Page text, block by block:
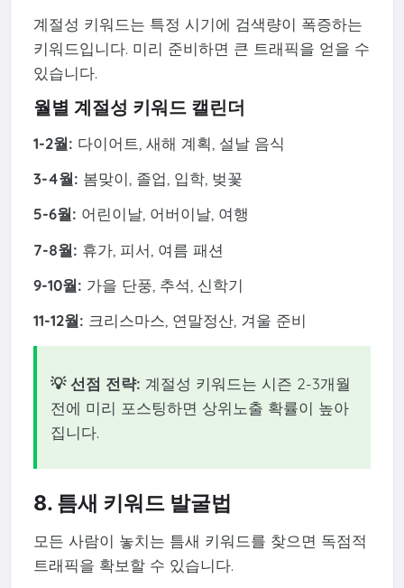
계절성 키워드는 특정 시기에 검색량이 폭증하는
키워드입니다. 미리 준비하면 큰 트래픽을 얻을 수
있습니다.
월별 계절성 키워드 캘린더
1-2월: 다이어트, 새해 계획, 설날 음식
3-4월: 봄맞이, 졸업, 입학, 벚꽃
5-6월: 어린이날, 어버이날, 여행
7-8월: 휴가, 피서, 여름 패션
9-10월: 가을 단풍, 추석, 신학기
11-12월: 크리스마스, 연말정산, 겨울 준비
💡 선점 전략: 계절성 키워드는 시즌 2-3개월
전에 미리 포스팅하면 상위노출 확률이 높아
집니다.
8. 틈새 키워드 발굴법
모든 사람이 놓치는 틈새 키워드를 찾으면 독점적
트래픽을 확보할 수 있습니다.